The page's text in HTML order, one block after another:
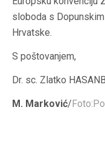
sloboda s
Hrvatske.
S poštovanjem,
Dr. sc. Zlatko
M. Marković/